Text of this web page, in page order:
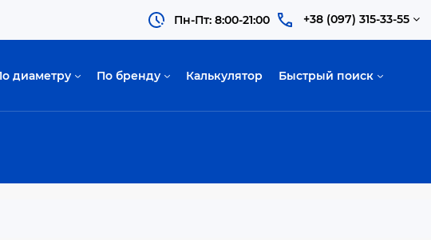
Пн-Пт: 8:00-21:00 +38 (097) 315-33-55
диаметру По бренду Калькулятор Быстрый поиск